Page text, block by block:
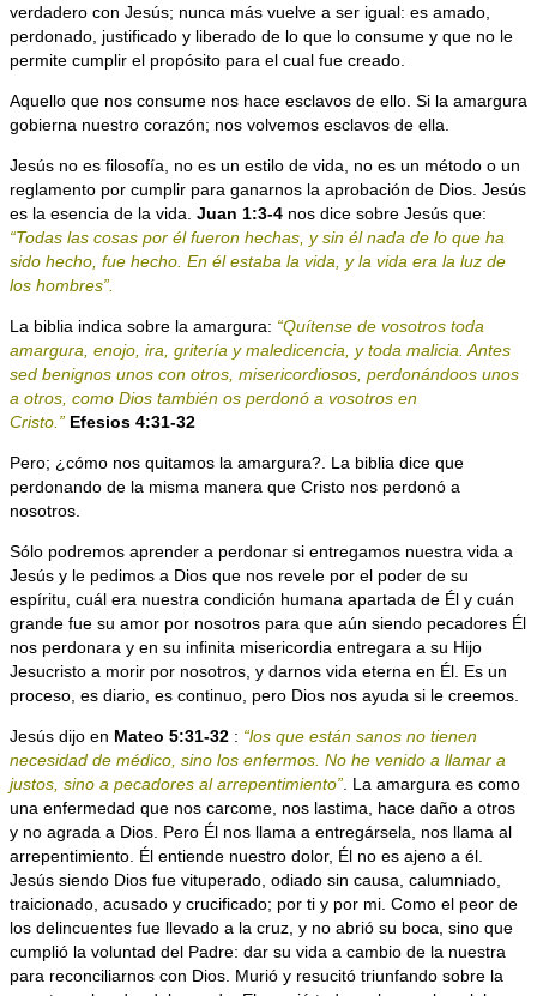
verdadero con Jesús; nunca más vuelve a ser igual: es amado,
perdonado, justificado y liberado de lo que lo consume y que no le
permite cumplir el propósito para el cual fue creado.
Aquello que nos consume nos hace esclavos de ello. Si la amargura
gobierna nuestro corazón; nos volvemos esclavos de ella.
Jesús no es filosofía, no es un estilo de vida, no es un método o un
reglamento por cumplir para ganarnos la aprobación de Dios. Jesús
es la esencia de la vida. Juan 1:3-4 nos dice sobre Jesús que:
“Todas las cosas por él fueron hechas, y sin él nada de lo que ha
sido hecho, fue hecho. En él estaba la vida, y la vida era la luz de
los hombres”.
La biblia indica sobre la amargura: “Quítense de vosotros toda
amargura, enojo, ira, gritería y maledicencia, y toda malicia. Antes
sed benignos unos con otros, misericordiosos, perdonándoos unos
a otros, como Dios también os perdonó a vosotros en
Cristo.” Efesios 4:31-32
Pero; ¿cómo nos quitamos la amargura?. La biblia dice que
perdonando de la misma manera que Cristo nos perdonó a
nosotros.
Sólo podremos aprender a perdonar si entregamos nuestra vida a
Jesús y le pedimos a Dios que nos revele por el poder de su
espíritu, cuál era nuestra condición humana apartada de Él y cuán
grande fue su amor por nosotros para que aún siendo pecadores Él
nos perdonara y en su infinita misericordia entregara a su Hijo
Jesucristo a morir por nosotros, y darnos vida eterna en Él. Es un
proceso, es diario, es continuo, pero Dios nos ayuda si le creemos.
Jesús dijo en Mateo 5:31-32 : “los que están sanos no tienen
necesidad de médico, sino los enfermos. No he venido a llamar a
justos, sino a pecadores al arrepentimiento” . La amargura es como
una enfermedad que nos carcome, nos lastima, hace daño a otros
y no agrada a Dios. Pero Él nos llama a entregársela, nos llama al
arrepentimiento. Él entiende nuestro dolor, Él no es ajeno a él.
Jesús siendo Dios fue vituperado, odiado sin causa, calumniado,
traicionado, acusado y crucificado; por ti y por mi. Como el peor de
los delincuentes fue llevado a la cruz, y no abrió su boca, sino que
cumplió la voluntad del Padre: dar su vida a cambio de la nuestra
para reconciliarnos con Dios. Murió y resucitó triunfando sobre la